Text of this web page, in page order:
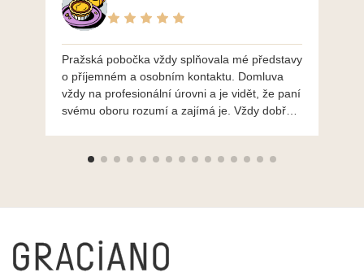
Pražská pobočka vždy splňovala mé představy
o příjemném a osobním kontaktu. Domluva
vždy na profesionální úrovni a je vidět, že paní
svému oboru rozumí a zajímá je. Vždy dobře a
výběru, jak už bylo napsáno - na požádání